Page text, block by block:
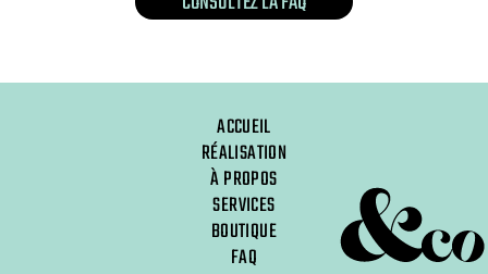
ACCUEIL
RÉALISATION
À PROPOS
SERVICES
BOUTIQUE
FAQ